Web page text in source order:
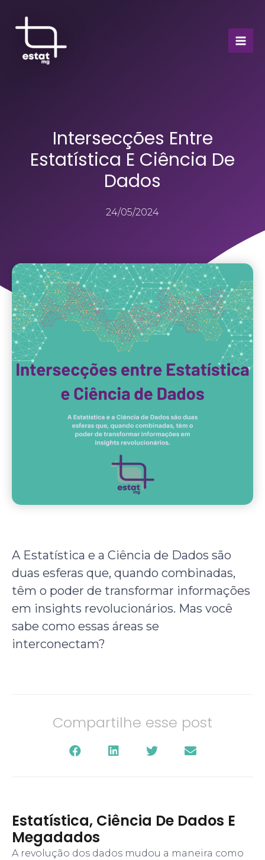
Intersecções Entre
Estatística E Ciência De
Dados
24/05/2024
A Estatística e a Ciência de Dados são
duas esferas que, quando combinadas,
têm o poder de transformar informações
em insights revolucionários. Mas você
sabe como essas áreas se
interconectam?
Compartilhe esse post
Estatística, Ciência De Dados E
Megadados
A revolução dos dados mudou a maneira como